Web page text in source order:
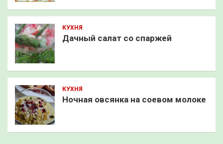
КУХНЯ
Дачный салат со спаржей
КУХНЯ
Ночная овсянка на соевом молоке